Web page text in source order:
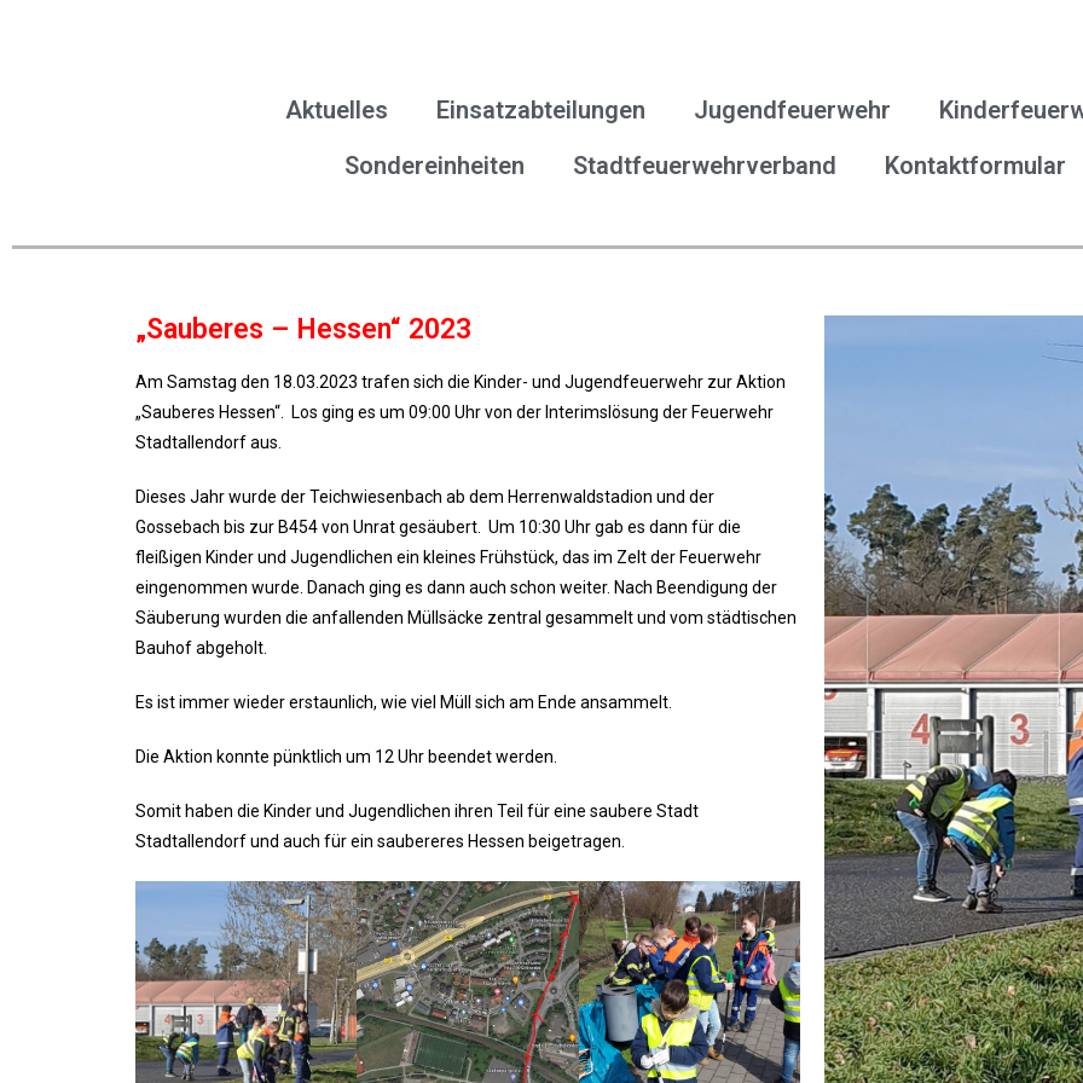
Aktuelles Einsatzabteilungen Jugendfeuerwehr
Sondereinheiten
Stadtfeuerwehrverband Kontaktformular
„Sauberes – Hessen“ 2023
Am Samstag den 18.03.2023 trafen sich die Kinder- und Jugendfeuerwehr zur Aktion
„Sauberes Hessen“. Los ging es um 09:00 Uhr von der Interimslösung der Feuerwehr
Stadtallendorf aus.
Dieses Jahr wurde der Teichwiesenbach ab dem Herrenwaldstadion und der
Gossebach bis zur B454 von Unrat gesäubert. Um 10:30 Uhr gab es dann für die
fleißigen Kinder und Jugendlichen ein kleines Frühstück, das im Zelt der Feuerwehr
eingenommen wurde. Danach ging es dann auch schon weiter. Nach Beendigung der
Säuberung wurden die anfallenden Müllsäcke zentral gesammelt und vom städtischen
Bauhof abgeholt.
Es ist immer wieder erstaunlich, wie viel Müll sich am Ende ansammelt.
Die Aktion konnte pünktlich um 12 Uhr beendet werden.
Somit haben die Kinder und Jugendlichen ihren Teil für eine saubere Stadt
Stadtallendorf und auch für ein saubereres Hessen beigetragen.